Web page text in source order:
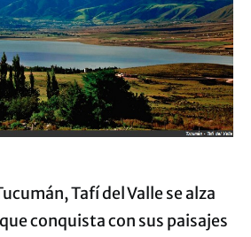
Tafí del Valle se alza
conquista con sus paisajes